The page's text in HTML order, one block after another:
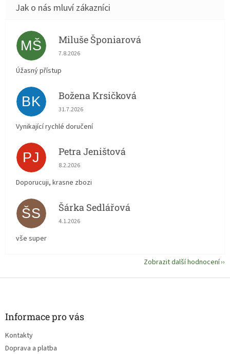
MŠ Miluše Šponiarová
Hodnocení obchodu je 5 z 5 hvězdiček.
7.8.2026
Úžasný přístup
BK Božena Krsičková
Hodnocení obchodu je 5 z 5 hvězdiček.
31.7.2026
Vynikající rychlé doručení
PJ Petra Jeništová
Hodnocení obchodu je 5 z 5 hvězdiček.
8.2.2026
Doporucuji, krasne zbozi
ŠS Šárka Sedlářová
Hodnocení obchodu je 5 z 5 hvězdiček.
4.1.2026
vše super
Zobrazit další hodnocení
Z
Informace pro vás
Kontakty
Doprava a platba